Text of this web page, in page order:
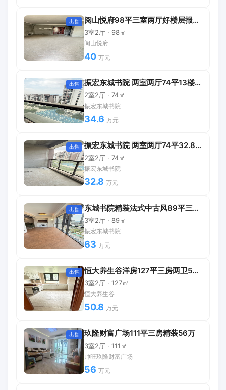
出售 阅山悦府98平三室两厅好楼层报价40万
3室2厅 · 98㎡
阅山悦府
40 万元
出售 振宏东城书院 两室两厅74平13楼报价34.6万包过户
2室2厅 · 74㎡
振宏东城书院
34.6 万元
出售 振宏东城书院 两室两厅74平32.8万包过户
2室2厅 · 74㎡
振宏东城书院
32.8 万元
出售 东城书院精装法式中古风89平三房63万
3室2厅 · 89㎡
振宏东城书院
63 万元
出售 恒大养生谷洋房127平三房两卫50.8万
3室2厅 · 127㎡
恒大养生谷
50.8 万元
出售 玖隆财富广场111平三房精装56万
3室2厅 · 111㎡
帅旺玖隆财富广场
56 万元